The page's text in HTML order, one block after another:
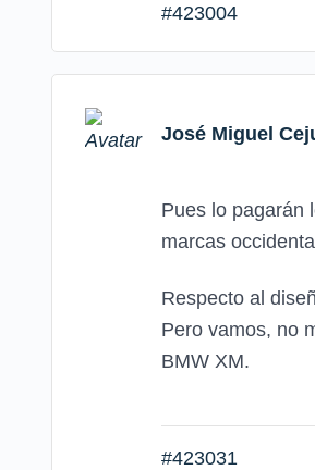
#423004
José Miguel
Pues lo pagarán
marcas
Respecto al
Pero vamos, no
BMW XM.
#423031